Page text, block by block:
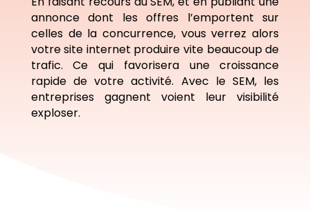
annonce dont les offres l’emportent sur
celles de la concurrence, vous verrez alors
votre site internet produire vite beaucoup de
trafic. Ce qui favorisera une croissance
rapide de votre activité. Avec le SEM, les
entreprises gagnent voient leur visibilité
exploser.